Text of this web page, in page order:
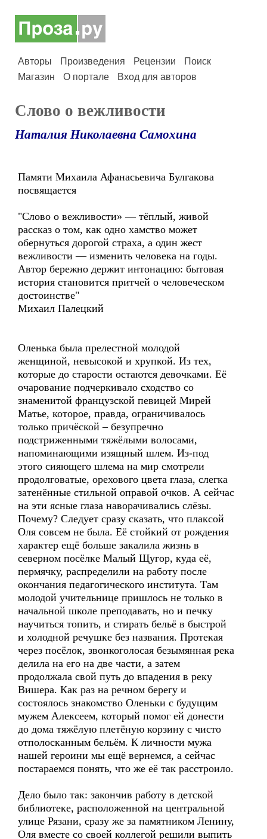
Авторы Произведения Рецензии
Поиск
Магазин
О портале Вход для авторов
Слово о вежливости
Наталия Николаевна Самохина
Памяти Михаила Афанасьевича Булгакова
посвящается
"Слово о вежливости» — тёплый, живой
рассказ о том, как одно хамство может
обернуться дорогой страха, а один жест
вежливости — изменить человека на годы.
Автор бережно держит интонацию: бытовая
история становится притчей о человеческом
достоинстве"
Михаил Палецкий
Оленька была прелестной молодой
женщиной, невысокой и хрупкой. Из тех,
которые до старости остаются девочками. Её
очарование подчеркивало сходство со
знаменитой французской певицей Мирей
Матье, которое, правда, ограничивалось
только причёской – безупречно
подстриженными тяжёлыми волосами,
напоминающими изящный шлем. Из-под
этого сияющего шлема на мир смотрели
продолговатые, орехового цвета глаза, слегка
затенённые стильной оправой очков. А сейчас
на эти ясные глаза наворачивались слёзы.
Почему? Следует сразу сказать, что плаксой
Оля совсем не была. Её стойкий от рождения
характер ещё больше закалила жизнь в
северном посёлке Малый Щугор, куда её,
пермячку, распределили на работу после
окончания педагогического института. Там
молодой учительнице пришлось не только в
начальной школе преподавать, но и печку
научиться топить, и стирать бельё в быстрой
и холодной речушке без названия. Протекая
через посёлок, звонкоголосая безымянная река
делила на его на две части, а затем
продолжала свой путь до впадения в реку
Вишера. Как раз на речном берегу и
состоялось знакомство Оленьки с будущим
мужем Алексеем, который помог ей донести
до дома тяжёлую плетёную корзину с чисто
отполосканным бельём. К личности мужа
нашей героини мы ещё вернемся, а сейчас
постараемся понять, что же её так расстроило.
Дело было так: закончив работу в детской
библиотеке, расположенной на центральной
улице Рязани, сразу же за памятником Ленину,
Оля вместе со своей коллегой решили выпить